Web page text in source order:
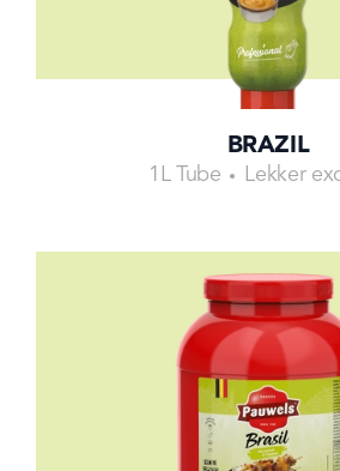
BRAZIL
1L Tube Lekker